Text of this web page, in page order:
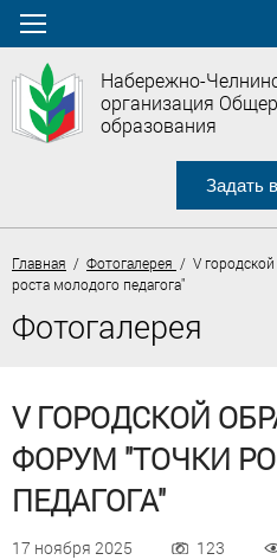
Набережно-
организация
образования
Задать
Главная / Фотогалерея / V
роста молодого педагога"
Фотогалерея
V ГОРОДСКОЙ
ФОРУМ "ТОЧКИ
ПЕДАГОГА"
17 ноября 2025 123